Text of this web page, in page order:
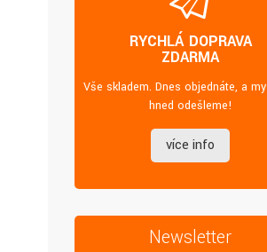
RYCHLÁ DOPRAVA
ZDARMA
Vše skladem. Dnes objednáte, a
hned odešleme!
více info
Newsletter